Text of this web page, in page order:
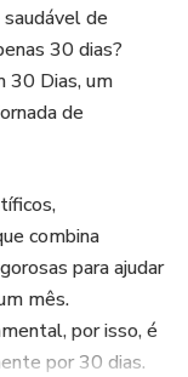
de
30 dias?
30 Dias, um
de
combina
para ajudar
mês.
por isso, é
por 30 dias.